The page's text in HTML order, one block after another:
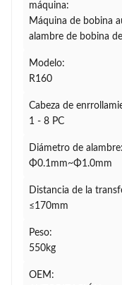
máquina:
Máquina de bobina
alambre de bobina
Modelo:
R160
Cabeza de
1 - 8 PC
Diámetro de alambre:
Φ0.1mm~Φ1.0mm
Distancia de la
≤170mm
Peso:
550kg
OEM: